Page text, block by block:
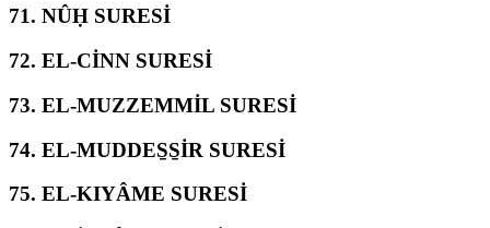
71. NÛḤ SURESİ
72. EL-CİNN SURESİ
73. EL-MUZZEMMİL SURESİ
74. EL-MUDDES̱S̱İR SURESİ
75. EL-KIYÂME SURESİ